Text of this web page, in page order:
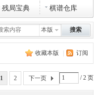
残局宝典 棋谱仓库
本版 搜索
收藏本版 订阅
1 2 / 2 页
下一页